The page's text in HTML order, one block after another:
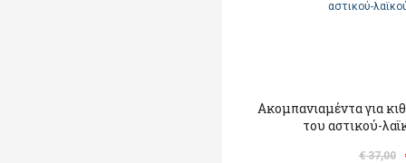
Ακομπανιαμέντα για
του αστικού-
€ 37,00